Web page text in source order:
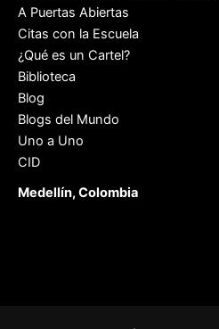
A Puertas Abiertas
Citas con la Escuela
¿Qué es un Cartel?
Biblioteca
Blog
Blogs del Mundo
Uno a Uno
CID
Medellín, Colombia